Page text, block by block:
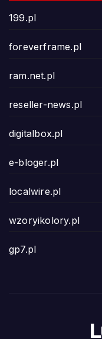
199.pl
foreverframe.pl
ram.net.pl
reseller-news.pl
digitalbox.pl
e-bloger.pl
localwire.pl
wzoryikolory.pl
gp7.pl